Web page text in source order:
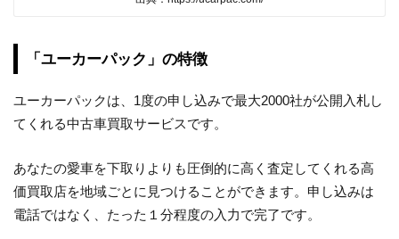
「ユーカーパック」の特徴
ユーカーパックは、1度の申し込みで最大2000社が公開入札し
てくれる中古車買取サービスです。
あなたの愛車を下取りよりも圧倒的に高く査定してくれる高
価買取店を地域ごとに見つけることができます。申し込みは
電話ではなく、たった１分程度の入力で完了です。